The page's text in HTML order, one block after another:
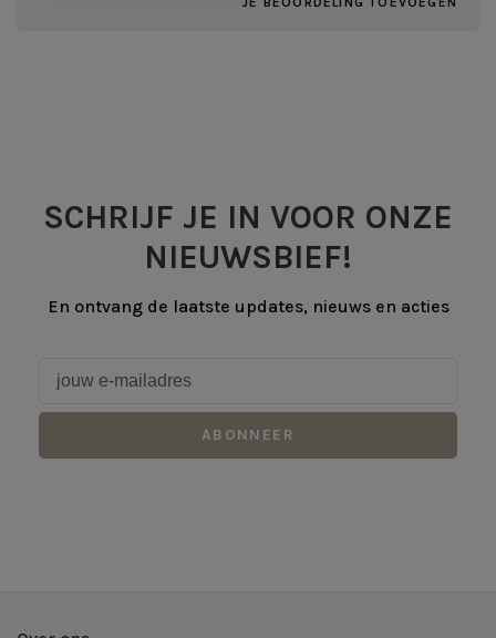
SCHRIJF JE IN VOOR ONZE
NIEUWSBIEF!
En ontvang de laatste updates, nieuws en acties
ABONNEER